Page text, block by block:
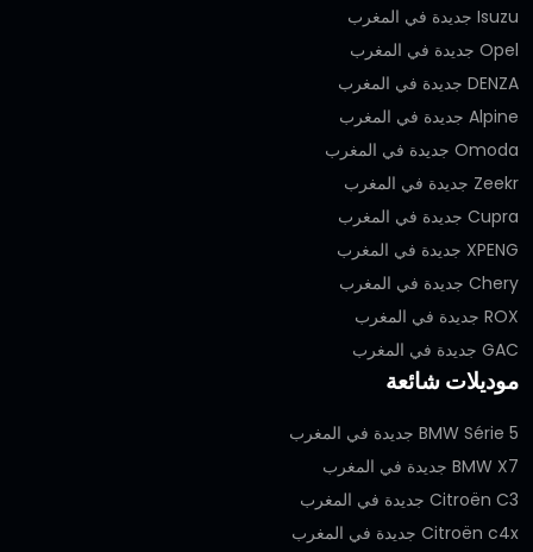
Isuzu جديدة في المغرب
Opel جديدة في المغرب
DENZA جديدة في المغرب
Alpine جديدة في المغرب
Omoda جديدة في المغرب
Zeekr جديدة في المغرب
Cupra جديدة في المغرب
XPENG جديدة في المغرب
Chery جديدة في المغرب
ROX جديدة في المغرب
GAC جديدة في المغرب
موديلات شائعة
BMW Série 5 جديدة في المغرب
BMW X7 جديدة في المغرب
Citroën C3 جديدة في المغرب
Citroën c4x جديدة في المغرب